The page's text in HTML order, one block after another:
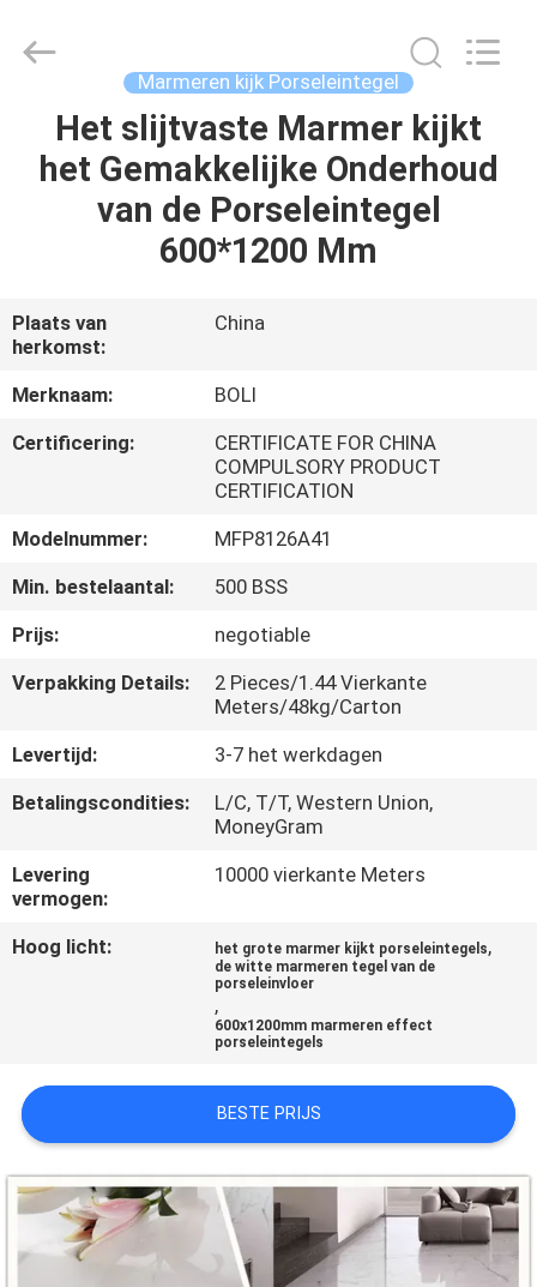
HUIS
PRODUCTEN
OVER
ONS
FABRIEKSTOCHT
KWALITEITSCONTROLE
NEEM
CONTACT
ONS
OP
VRAAG
EEN
OFFERTE
PRIVACYBELEID
CERAMICS
CO.,LTD..
Marmeren kijk Porseleintegel
Het slijtvaste Marmer kijkt
het Gemakkelijke Onderhoud
van de Porseleintegel
600*1200 Mm
Plaats van
herkomst:
China
Merknaam:
BOLI
Certificering:
CERTIFICATE FOR CHINA
COMPULSORY PRODUCT
CERTIFICATION
Modelnummer:
MFP8126A41
Min. bestelaantal:
500 BSS
Prijs:
negotiable
Verpakking Details:
2 Pieces/1.44 Vierkante
Meters/48kg/Carton
Levertijd:
3-7 het werkdagen
Betalingscondities:
L/C, T/T, Western Union,
MoneyGram
Levering
vermogen:
10000 vierkante Meters
Hoog licht: het grote marmer kijkt porseleintegels,
de witte marmeren tegel van de
porseleinvloer
,
600x1200mm marmeren effect
porseleintegels
BESTE PRIJS